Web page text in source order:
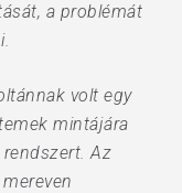
a problémát
volt egy
mintájára
Az